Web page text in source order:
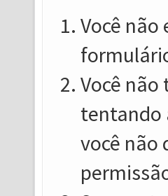
Você
Você não
tentando
você não